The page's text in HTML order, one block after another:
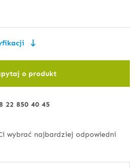
o produkt
22 850 40 45
wybrać najbardziej odpowiedni